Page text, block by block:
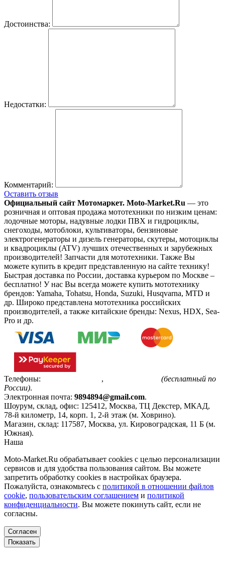
Достоинства:
Недостатки:
Комментарий:
Оставить отзыв
Официальный сайт Мотомаркет. Moto-Market.Ru — это
розничная и оптовая продажа мототехники по низким ценам:
лодочные моторы, надувные лодки ПВХ и гидроциклы,
снегоходы, мотоблоки, культиваторы, бензиновые
электрогенераторы и дизель генераторы, скутеры, мотоциклы
и квадроциклы (ATV) лучших отечественных и зарубежных
производителей! Запчасти для мототехники. Также Вы
можете купить в кредит представленную на сайте технику!
Быстрая доставка по России, доставка курьером по Москве –
бесплатно! У нас Вы всегда можете купить мототехнику
брендов: Yamaha, Tohatsu, Honda, Suzuki, Husqvarna, MTD и
др. Широко представлена мототехника российских
производителей, а также китайские бренды: Nexus, HDX, Sea-
Pro и др.
Телефоны: ,
(бесплатный по
России).
Электронная почта: 9894894@gmail.com.
Шоурум, склад, офис: 125412, Москва, ТЦ Декстер, МКАД,
78-й километр, 14, корп. 1, 2-й этаж (м. Ховрино).
Магазин, склад: 117587, Москва, ул. Кировоградская, 11 Б (м.
Южная).
Наша
Moto-Market.Ru обрабатывает сookies с целью персонализации
сервисов и для удобства пользования сайтом. Вы можете
запретить обработку сookies в настройках браузера.
Пожалуйста, ознакомьтесь с политикой в отношении файлов
cookie, пользовательским соглашением и политикой
конфиденциальности. Вы можете покинуть сайт, если не
согласны.
Согласен
Показать